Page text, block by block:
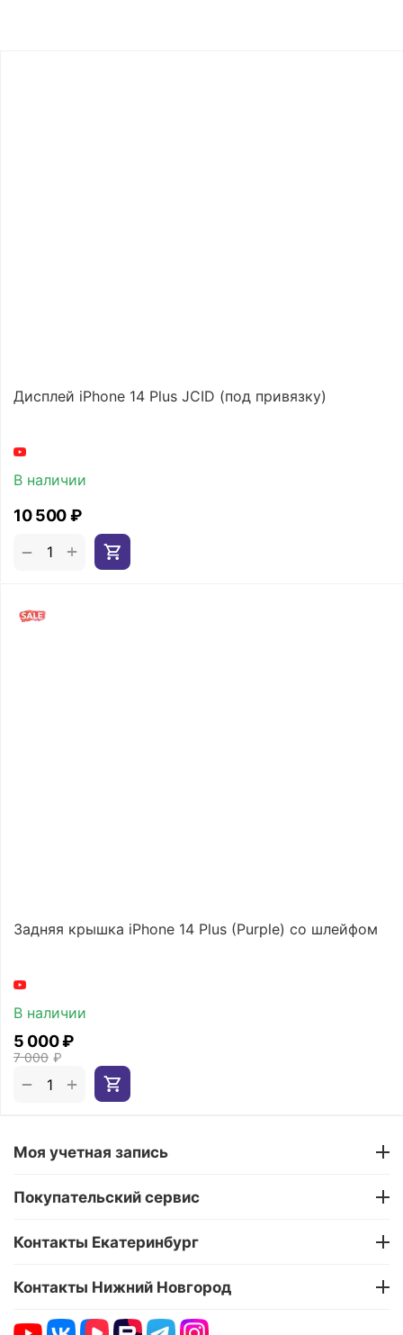
Дисплей iPhone 14 Plus JCID (под привязку)
В наличии
10 500₽
+
−
Задняя крышка iPhone 14 Plus (Purple) со шлейфом
В наличии
7 000 ₽
5 000₽
+
−
Моя учетная запись
Покупательский сервис
Контакты Екатеринбург
Контакты Нижний Новгород